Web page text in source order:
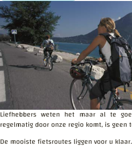
Liefhebbers weten het maar al te
regelmatig door onze regio komt, is geen
De mooiste fietsroutes liggen voor u